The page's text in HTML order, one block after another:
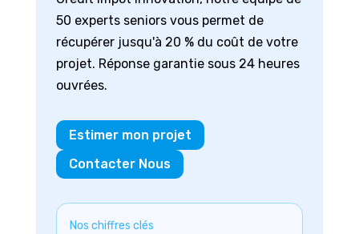
50 experts seniors vous permet de
récupérer jusqu'à 20 % du coût de votre
projet. Réponse garantie sous 24 heures
ouvrées.
Estimer mon projet
Contacter Nous
Nos chiffres clés